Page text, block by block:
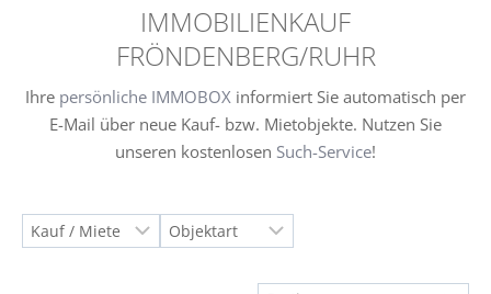
IMMOBILIENKAUF
FRÖNDENBERG/RUHR
Ihre persönliche IMMOBOX informiert Sie automatisch per
E-Mail über neue Kauf- bzw. Mietobjekte. Nutzen Sie
unseren kostenlosen Such-Service!